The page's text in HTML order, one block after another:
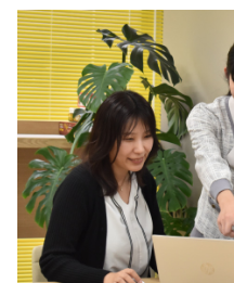
イベント・セミナー
インタビュー
就活成功ガイド
ナレッジ
リファレンス
プラン
個人向けプラン
法人向けプラン
評価結果一覧
再チャレンジ結果一覧
Tech Team Journal
paiza times
note
paizaとは？